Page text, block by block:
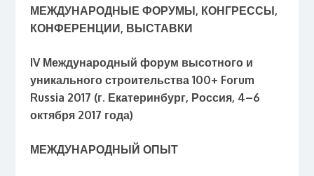
МЕЖДУНАРОДНЫЕ ФОРУМЫ, КОНГРЕССЫ,
КОНФЕРЕНЦИИ, ВЫСТАВКИ
IV Международный форум высотного и
уникального строительства 100+ Forum
Russia 2017 (г. Екатеринбург, Россия, 4–6
октября 2017 года)
МЕЖДУНАРОДНЫЙ ОПЫТ